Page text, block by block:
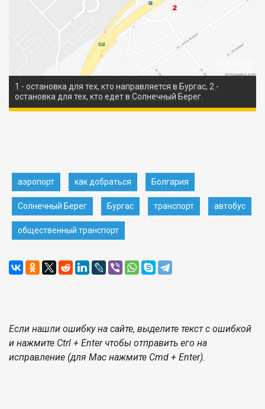
1 - остановка для тех, кто направляется в Бургас, 2 -
остановка для тех, кто едет в Солнечный Берег.
аэропорт как добраться Болгария
Солнечный Берег Бургас транспорт автобус
общественный транспорт
Если нашли ошибку на сайте, выделите текст с ошибкой
и нажмите Ctrl + Enter чтобы отправить его на
исправление (для Mac нажмите Cmd + Enter).